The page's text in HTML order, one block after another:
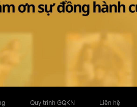
Quy trình GQKN Liên hệ